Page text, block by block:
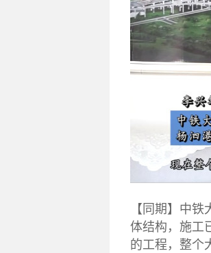
【同期】中
体结构，施工
的工程，整个